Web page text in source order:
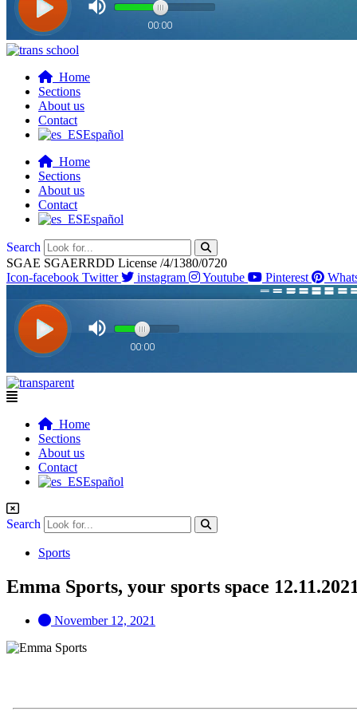
Home
Sections
About us
Contact
Español
Home
Sections
About us
Contact
Español
Search
SGAE SGAERRDD License /4/1380/0720
Icon-facebook Twitter instagram Youtube Pinterest
Flyout
Home
Sections
About us
Contact
Español
Search
Sports
Emma Sports, your sports space
November 12, 2021